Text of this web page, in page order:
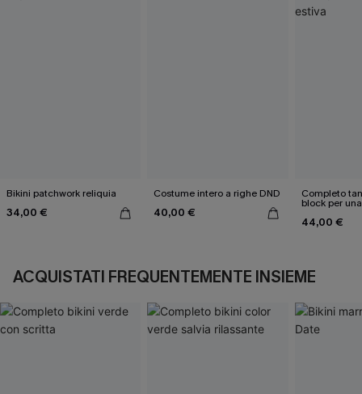
Bikini patchwork reliquia
34,00 €
Costume intero a righe DND
40,00 €
Completo
block per
44,00 €
ACQUISTATI FREQUENTEMENTE INSIEME